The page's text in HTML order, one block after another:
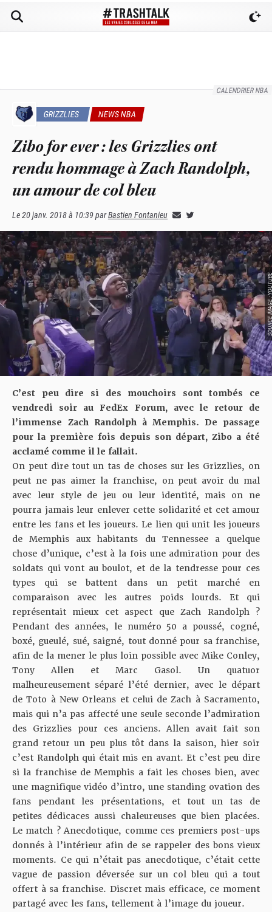
CALENDRIER NBA
GRIZZLIES NEWS NBA
Zibo for ever : les Grizzlies ont
rendu hommage à Zach Randolph,
un amour de col bleu
Le20 janv. 2018 à 10:39parBastien Fontanieu
SOURCE
C’est peu dire si des mouchoirs sont tombés ce
vendredi soir au FedEx Forum, avec le retour de
l’immense Zach Randolph à Memphis. De passage
pour la première fois depuis son départ, Zibo a été
acclamé comme il le fallait.
On peut dire tout un tas de choses sur les Grizzlies, on
peut ne pas aimer la franchise, on peut avoir du mal
avec leur style de jeu ou leur identité, mais on ne
pourra jamais leur enlever cette solidarité et cet amour
entre les fans et les joueurs. Le lien qui unit les joueurs
de Memphis aux habitants du Tennessee a quelque
chose d’unique, c’est à la fois une admiration pour des
soldats qui vont au boulot, et de la tendresse pour ces
types qui se battent dans un petit marché en
comparaison avec les autres poids lourds. Et qui
représentait mieux cet aspect que Zach Randolph ?
Pendant des années, le numéro 50 a poussé, cogné,
boxé, gueulé, sué, saigné, tout donné pour sa franchise,
afin de la mener le plus loin possible avec Mike Conley,
Tony Allen et Marc Gasol. Un quatuor
malheureusement séparé l’été dernier, avec le départ
de Toto à New Orleans et celui de Zach à Sacramento,
mais qui n’a pas affecté une seule seconde l’admiration
des Grizzlies pour ces anciens. Allen avait fait son
grand retour un peu plus tôt dans la saison, hier soir
c’est Randolph qui était mis en avant. Et c’est peu dire
si la franchise de Memphis a fait les choses bien, avec
une magnifique vidéo d’intro, une standing ovation des
fans pendant les présentations, et tout un tas de
petites dédicaces aussi chaleureuses que bien placées.
Le match ? Anecdotique, comme ces premiers post-ups
donnés à l’intérieur afin de se rappeler des bons vieux
moments. Ce qui n’était pas anecdotique, c’était cette
vague de passion déversée sur un col bleu qui a tout
offert à sa franchise. Discret mais efficace, ce moment
partagé avec les fans, tellement à l’image du joueur.